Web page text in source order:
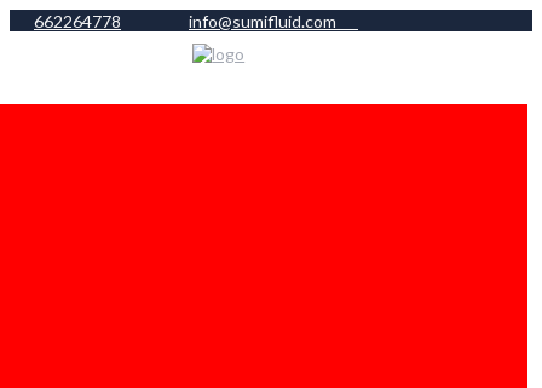
662264778 info@sumifluid.com